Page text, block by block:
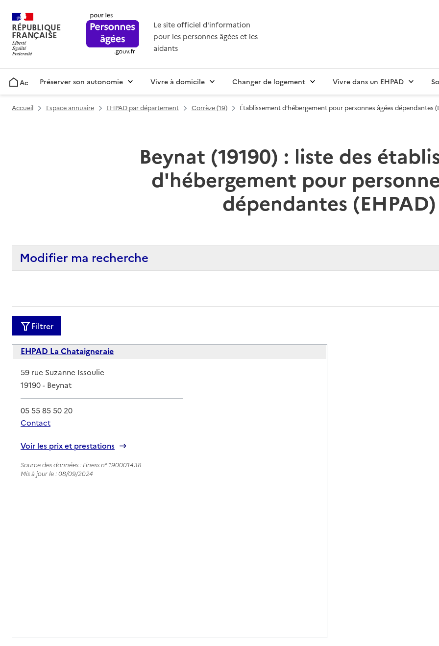
RÉPUBLIQUE
FRANÇAISE
Le site officiel d'information
pour les personnes âgées et les
aidants
AccueilPréserver son autonomie Vivre à domicile Changer de logement Vivre dans un EHPAD
Accueil Espace annuaire EHPAD par département Corrèze (19) Établissement d'hébergement pour personnes âgées dépendantes
Beynat (19190) : liste des
d'hébergement pour
dépendantes (EHPAD)
Modifier ma recherche
Filtrer
EHPAD La Chataigneraie
Adresse
59 rue Suzanne Issoulie
19190- Beynat
05 55 85 50 20
Contact
Voir les prix et prestations
Source des données : Finess n° 190001438
Mis à jour le : 08/09/2024